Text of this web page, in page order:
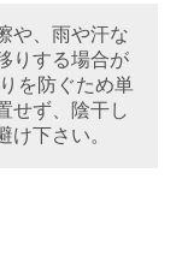
や、雨や汗な
りする場合が
を防ぐため単
せず、陰干し
け下さい。